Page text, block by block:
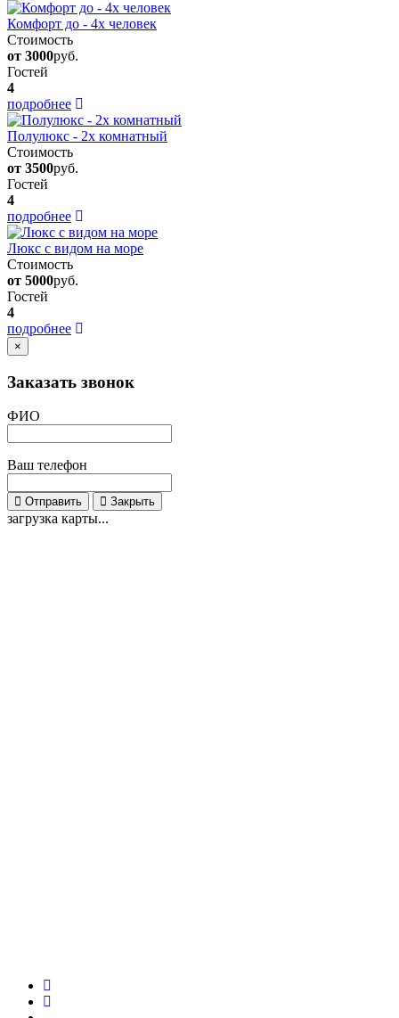
Комфорт до - 4х человек
Стоимость
от 3000руб.
Гостей
4
подробнее
Полулюкс - 2х комнатный
Стоимость
от 3500руб.
Гостей
4
подробнее
Люкс с видом на море
Стоимость
от 5000руб.
Гостей
4
подробнее
×
Заказать звонок
ФИО
Ваш телефон
Отправить Закрыть
загрузка карты...